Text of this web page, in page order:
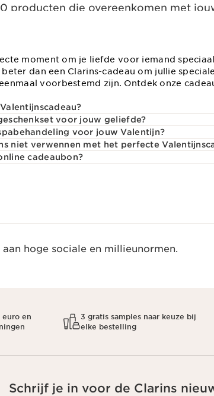
0 producten die overeenkomen met
moment om je liefde voor iemand
dan een Clarins-cadeau om jullie
voorbestemd zijn. Ontdek onze
voor jouw geliefde?
voor jouw Valentijn?
niet verwennen met het perfecte
cadeaubon?
hoge sociale en millieunormen.
euro en
3 gratis samples naar keuze bij
elke bestelling
Schrijf je in voor de Clarins